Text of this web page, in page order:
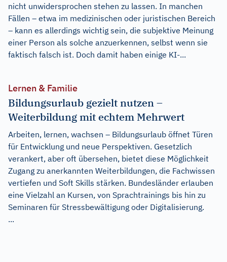
nicht unwidersprochen stehen zu lassen. In manchen
Fällen – etwa im medizinischen oder juristischen Bereich
– kann es allerdings wichtig sein, die subjektive Meinung
einer Person als solche anzuerkennen, selbst wenn sie
faktisch falsch ist. Doch damit haben einige KI-...
Lernen & Familie
Bildungsurlaub gezielt nutzen –
Weiterbildung mit echtem Mehrwert
Arbeiten, lernen, wachsen – Bildungsurlaub öffnet Türen
für Entwicklung und neue Perspektiven. Gesetzlich
verankert, aber oft übersehen, bietet diese Möglichkeit
Zugang zu anerkannten Weiterbildungen, die Fachwissen
vertiefen und Soft Skills stärken. Bundesländer erlauben
eine Vielzahl an Kursen, von Sprachtrainings bis hin zu
Seminaren für Stressbewältigung oder Digitalisierung.
...